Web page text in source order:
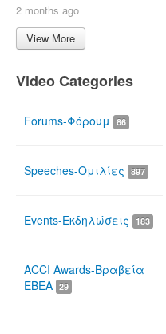
2 months ago
View More
Video Categories
Forums-Φόρουμ 86
Speeches-Ομιλίες 897
Events-Εκδηλώσεις 183
ACCI Awards-Βραβεία
ΕΒΕΑ 29